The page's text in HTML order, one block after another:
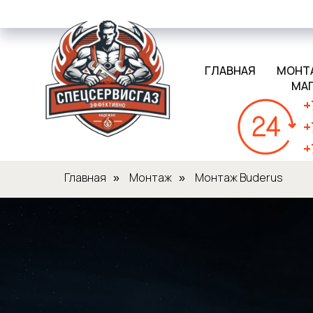
ГЛАВНАЯ
Главная » Монтаж » Монтаж Buderus